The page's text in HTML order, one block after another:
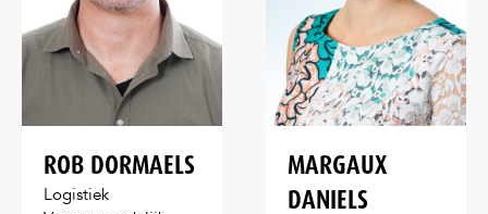
ROB DORMAELS
Logistiek
MARGAUX
DANIELS